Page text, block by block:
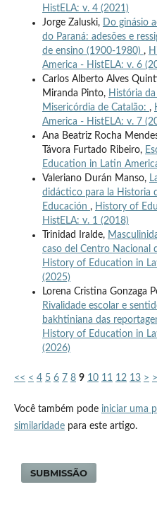
HistELA: v. 4 (2021)
Jorge Zaluski,
Do ginásio
do Paraná: adesões e
de ensino (1900-1980) ,
America - HistELA: v. 6
Carlos Alberto Alves
Miranda Pinto, História
Misericórdia de Catalão: ,
America - HistELA: v. 7
Ana Beatriz Rocha
Távora Furtado Ribeiro,
Education in Latin
Valeriano Durán Manso,
didáctico para la Historia
Educación , History of
HistELA: v. 1 (2018)
Trinidad Iralde,
caso del Centro Nacional
History of Education in
(2025)
Lorena Cristina Gonzaga
Rivalidade escolar e
bakhtiniana das
History of Education in
(2026)
<< < 4 5 6 7 8 9 10 11 12 13 >
Você também pode iniciar uma
similaridadepara este artigo.
SUBMISSÃO